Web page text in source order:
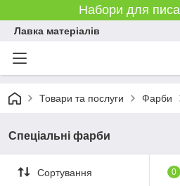
Набори для
Лавка матеріалів
Товари та послуги Фарби
Спеціальні фарби
Сортування 0